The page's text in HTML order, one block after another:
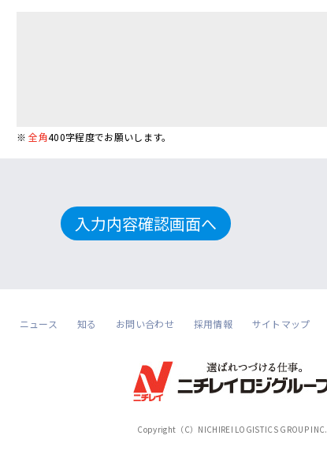
※全角400字程度でお願いします。
ニュース 知る お問い合わせ 採用情報 サイトマップ
Copyright（C）NICHIREI LOGISTICS GROUP INC.